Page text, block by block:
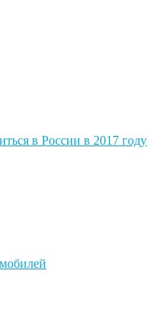
в России в 2017 году